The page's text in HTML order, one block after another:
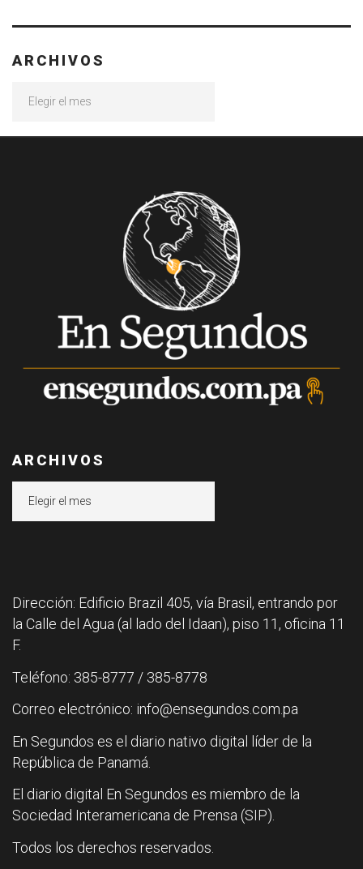
ARCHIVOS
ARCHIVOS
Dirección: Edificio Brazil 405, vía Brasil, entrando por
la Calle del Agua (al lado del Idaan), piso 11, oficina 11
F.
Teléfono: 385-8777 / 385-8778
Correo electrónico: info@ensegundos.com.pa
En Segundos es el diario nativo digital líder de la
República de Panamá.
El diario digital En Segundos es miembro de la
Sociedad Interamericana de Prensa (SIP).
Todos los derechos reservados.